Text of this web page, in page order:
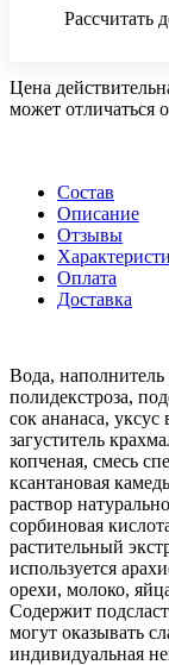
Рассчитать
Цена
может отличаться
Состав
Описание
Отзывы
Оплата
Доставка
Вода,
полидекстроза,
сок ананаса,
загуститель
копченая, смесь
ксантановая
раствор
сорбиновая
растительный
используется
орехи, молоко,
Содержит
могут оказывать
индивидуальная